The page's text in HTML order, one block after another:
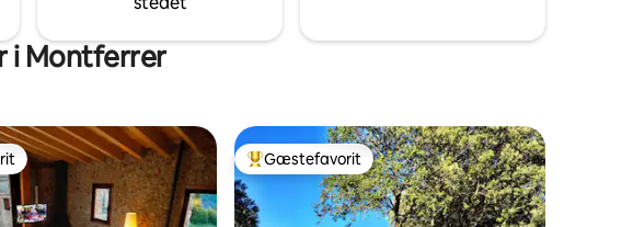
i Montferrer
Bedste gæstefavorit
Gæstefavorit